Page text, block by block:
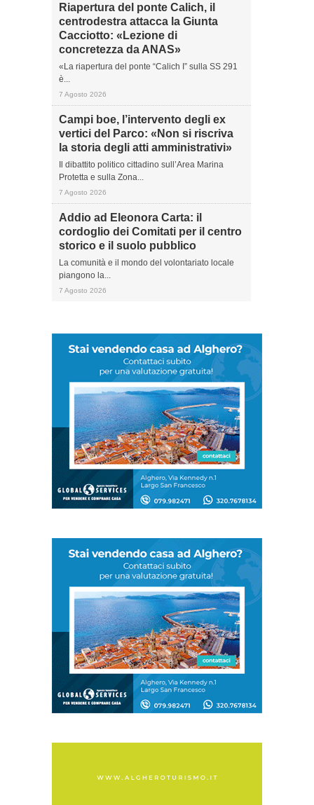
Riapertura del ponte Calich, il
centrodestra attacca la Giunta
Cacciotto: «Lezione di
concretezza da ANAS»
«La riapertura del ponte “Calich I” sulla SS 291
è...
7 Agosto 2026
Campi boe, l’intervento degli ex
vertici del Parco: «Non si riscriva
la storia degli atti amministrativi»
Il dibattito politico cittadino sull’Area Marina
Protetta e sulla Zona...
7 Agosto 2026
Addio ad Eleonora Carta: il
cordoglio dei Comitati per il centro
storico e il suolo pubblico
La comunità e il mondo del volontariato locale
piangono la...
7 Agosto 2026